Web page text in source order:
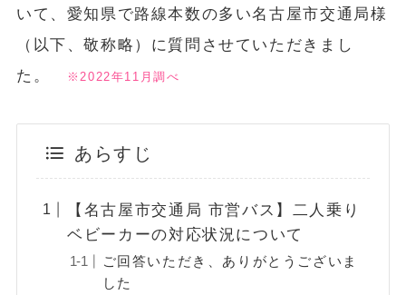
いて、愛知県で路線本数の多い名古屋市交通局様
（以下、敬称略）に質問させていただきまし
た。
※2022年11月調べ
あらすじ
【名古屋市交通局 市営バス】二人乗り
ベビーカーの対応状況について
ご回答いただき、ありがとうございま
した